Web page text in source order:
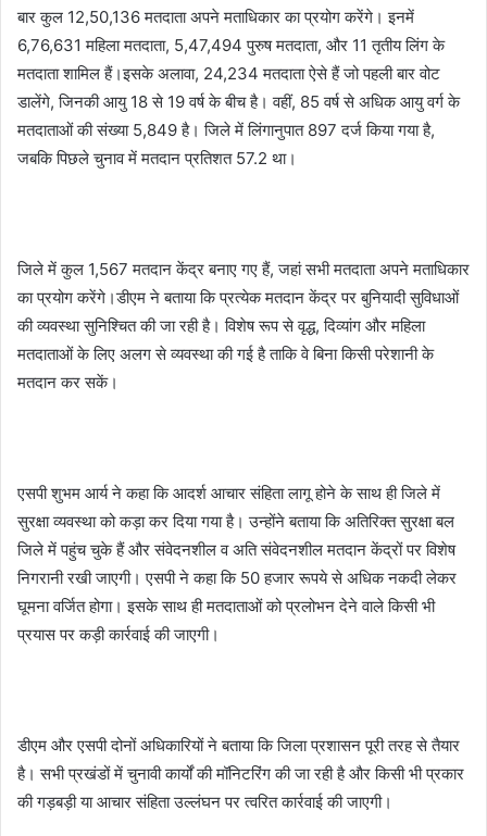
बार कुल 12,50,136 मतदाता अपने मताधिकार का प्रयोग करेंगे। इनमें
6,76,631 महिला मतदाता, 5,47,494 पुरुष मतदाता, और 11 तृतीय लिंग के
मतदाता शामिल हैं।इसके अलावा, 24,234 मतदाता ऐसे हैं जो पहली बार वोट
डालेंगे, जिनकी आयु 18 से 19 वर्ष के बीच है। वहीं, 85 वर्ष से अधिक आयु वर्ग के
मतदाताओं की संख्या 5,849 है। जिले में लिंगानुपात 897 दर्ज किया गया है,
जबकि पिछले चुनाव में मतदान प्रतिशत 57.2 था।
जिले में कुल 1,567 मतदान केंद्र बनाए गए हैं, जहां सभी मतदाता अपने मताधिकार
का प्रयोग करेंगे।डीएम ने बताया कि प्रत्येक मतदान केंद्र पर बुनियादी सुविधाओं
की व्यवस्था सुनिश्चित की जा रही है। विशेष रूप से वृद्ध, दिव्यांग और महिला
मतदाताओं के लिए अलग से व्यवस्था की गई है ताकि वे बिना किसी परेशानी के
मतदान कर सकें।
एसपी शुभम आर्य ने कहा कि आदर्श आचार संहिता लागू होने के साथ ही जिले में
सुरक्षा व्यवस्था को कड़ा कर दिया गया है। उन्होंने बताया कि अतिरिक्त सुरक्षा बल
जिले में पहुंच चुके हैं और संवेदनशील व अति संवेदनशील मतदान केंद्रों पर विशेष
निगरानी रखी जाएगी। एसपी ने कहा कि 50 हजार रूपये से अधिक नकदी लेकर
घूमना वर्जित होगा। इसके साथ ही मतदाताओं को प्रलोभन देने वाले किसी भी
प्रयास पर कड़ी कार्रवाई की जाएगी।
डीएम और एसपी दोनों अधिकारियों ने बताया कि जिला प्रशासन पूरी तरह से तैयार
है। सभी प्रखंडों में चुनावी कार्यों की मॉनिटरिंग की जा रही है और किसी भी प्रकार
की गड़बड़ी या आचार संहिता उल्लंघन पर त्वरित कार्रवाई की जाएगी।